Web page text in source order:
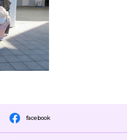
facebook